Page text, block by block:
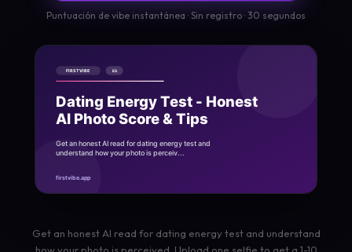
Puntuación de vibe instantánea · Sin registro · 30 segundos
Get an honest AI read for dating energy test and understand